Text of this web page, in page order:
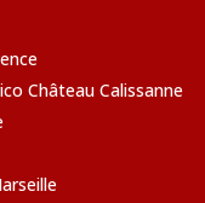
Château Calissanne